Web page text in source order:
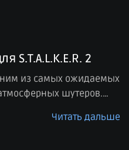
S.T.A.L.K.E.R. 2
из самых ожидаемых
шутеров.
насыщенную физику и
Читать дальше